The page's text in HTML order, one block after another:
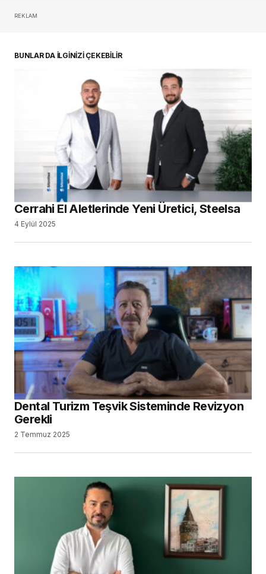
REKLAM
BUNLAR DA İLGİNİZİ ÇEKEBİLİR
Cerrahi El Aletlerinde Yeni Üretici, Steelsa
4 Eylül 2025
Dental Turizm Teşvik Sisteminde Revizyon
Gerekli
2 Temmuz 2025